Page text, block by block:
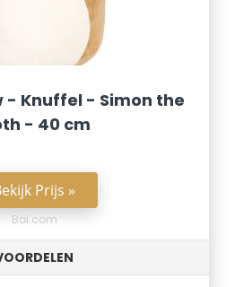
- Knuffel - Simon the
- 40 cm
Prijs »
Bol.com